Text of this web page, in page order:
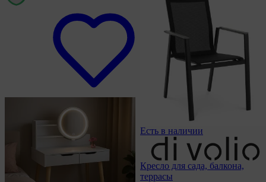
Есть в наличии
Кресло для сада, балкона,
террасы